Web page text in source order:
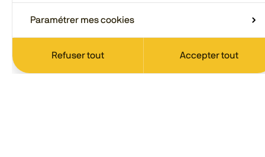
Paramétrer mes cookies
Refuser tout Accepter tout